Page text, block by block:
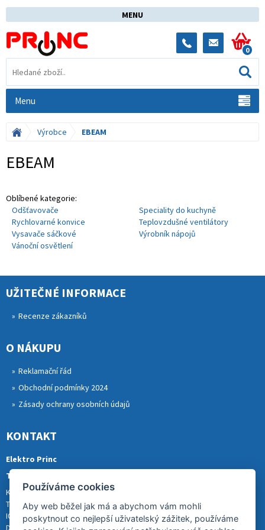
MENU
0
Menu
Výrobce EBEAM
EBEAM
Oblíbené kategorie:
Odšťavovače
Speciality do kuchyně
Rychlovarné konvice
Teplovzdušné ventilátory
Vysavače sáčkové
Výrobník nápojů
Vánoční osvětlení
UŽITEČNÉ INFORMACE
Recenze zákazníků
O NÁKUPU
Reklamační řád
Obchodní podmínky 2024
Zásady ochrany osobních údajů
KONTAKT
Elektro Princ
Tomáš Princ
Krkonošská 290, 46841 TANVALD
Tel.: 773 880 988
IČ: 01153731
DIČ: CZ8007202522
Používáme cookies
Aby web běžel jak má a abychom vám mohli
poskytnout co nejlepší uživatelský zážitek, používáme